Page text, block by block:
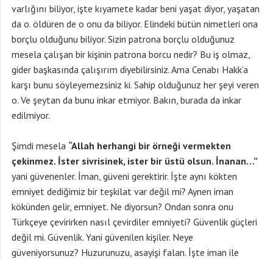
varlığını biliyor, işte kıyamete kadar beni yaşat diyor, yaşatan
da o. öldüren de o onu da biliyor. Elindeki bütün nimetleri ona
borçlu olduğunu biliyor. Sizin patrona borçlu olduğunuz
mesela çalışan bir kişinin patrona borcu nedir? Bu iş olmaz,
gider başkasında çalışırım diyebilirsiniz. Ama Cenabı Hakk’a
karşı bunu söyleyemezsiniz ki. Sahip olduğunuz her şeyi veren
o. Ve şeytan da bunu inkar etmiyor. Bakın, burada da inkar
edilmiyor.
Şimdi mesela “Allah herhangi bir örneği vermekten
çekinmez. İster sivrisinek, ister bir üstü olsun. İnanan…”
yani güvenenler. İman, güveni gerektirir. İşte aynı kökten
emniyet dediğimiz bir teşkilat var değil mi? Aynen iman
kökünden gelir, emniyet. Ne diyorsun? Ondan sonra onu
Türkçeye çevirirken nasıl çevirdiler emniyeti? Güvenlik güçleri
değil mi. Güvenlik. Yani güvenilen kişiler. Neye
güveniyorsunuz? Huzurunuzu, asayişi falan. İşte iman ile